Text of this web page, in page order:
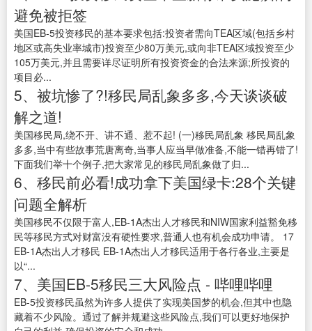
避免被拒签
美国EB-5投资移民的基本要求包括:投资者需向TEA区域(包括乡村
地区或高失业率城市)投资至少80万美元,或向非TEA区域投资至少
105万美元,并且需要详尽证明所有投资资金的合法来源;所投资的
项目必...
5、被坑惨了?!移民局乱象多多,今天谈谈破
解之道!
美国移民局,绕不开、讲不通、惹不起! (一)移民局乱象 移民局乱象
多多,当中有些故事荒唐离奇,当事人应当早做准备,不能一错再错了!
下面我们举十个例子,把大家常见的移民局乱象做了归...
6、移民前必看!成功拿下美国绿卡:28个关键
问题全解析
美国移民不仅限于富人,EB-1A杰出人才移民和NIW国家利益豁免移
民等移民方式对财富没有硬性要求,普通人也有机会成功申请。 17
EB-1A杰出人才移民 EB-1A杰出人才移民适用于各行各业,主要是
以“...
7、美国EB-5移民三大风险点 - 哔哩哔哩
EB-5投资移民虽然为许多人提供了实现美国梦的机会,但其中也隐
藏着不少风险。通过了解并规避这些风险点,我们可以更好地保护